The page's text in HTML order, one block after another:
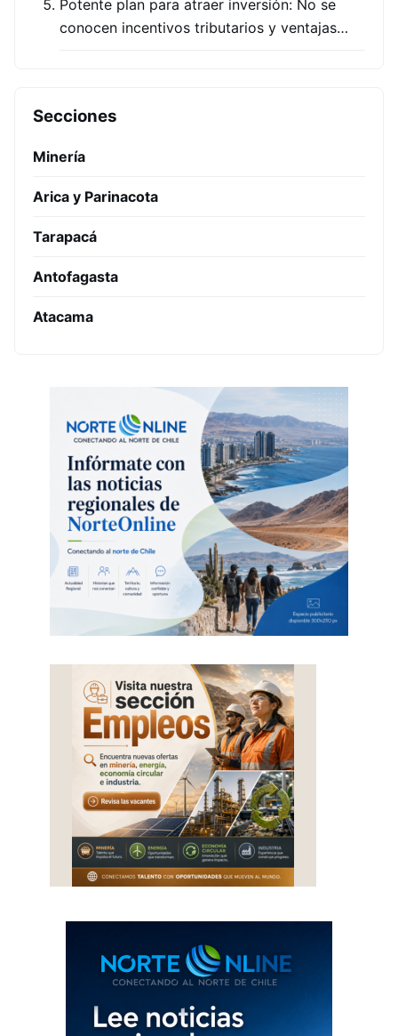
Potente plan para atraer inversión: No se
conocen incentivos tributarios y ventajas…
Secciones
Minería
Arica y Parinacota
Tarapacá
Antofagasta
Atacama